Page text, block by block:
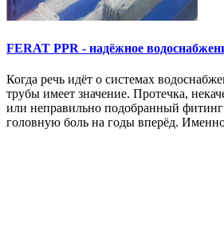
FERAT PPR - надёжное
Когда речь идёт о системах
трубы имеет значение. Протечка,
или неправильно подобранный
головную боль на годы вперёд.